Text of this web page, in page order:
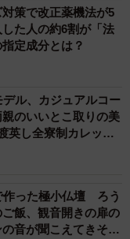
策で改正薬機法が5
た人の約6割が「法
定成分とは？
ル、カジュアルコー
のいいとこ取りの美
英し全寮制カレッジ
作った極小仏壇 ろう
飯、観音開きの扉の
音が聞こえてきそ